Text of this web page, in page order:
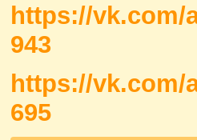
https://vk.com/
943
https://vk.com/
695